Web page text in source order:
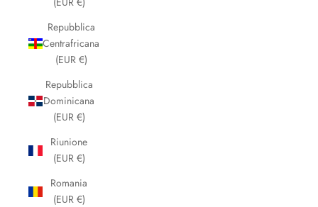
Repubblica
Centrafricana
(EUR €)
Repubblica
Dominicana
(EUR €)
Riunione
(EUR €)
Romania
(EUR €)